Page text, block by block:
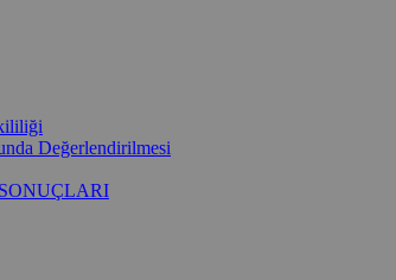
Değerlendirilmesi